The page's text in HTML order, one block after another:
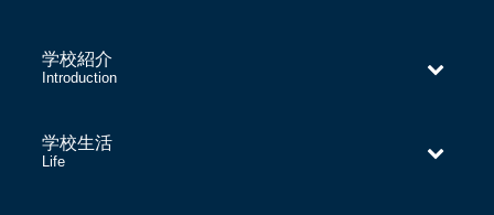
学校紹介
–
Introduction
学校生活
–
Life